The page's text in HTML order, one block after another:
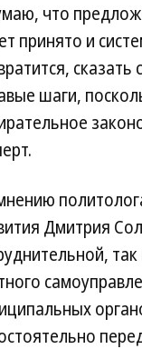
что
принято и
шаги,
Дмитрия